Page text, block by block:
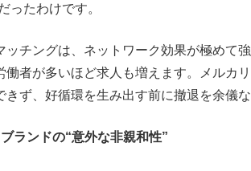
ったわけです。
チングは、ネットワーク効果が極めて
働者が多いほど求人も増えます。メルカ
きず、好循環を生み出す前に撤退を余儀
ランドの“意外な非親和性”